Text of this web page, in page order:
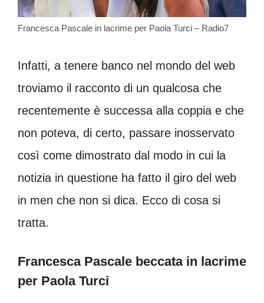
Francesca Pascale in lacrime per Paola Turci – Radio7
Infatti, a tenere banco nel mondo del web
troviamo il racconto di un qualcosa che
recentemente è successa alla coppia e che
non poteva, di certo, passare inosservato
così come dimostrato dal modo in cui la
notizia in questione ha fatto il giro del web
in men che non si dica. Ecco di cosa si
tratta.
Francesca Pascale beccata in lacrime
per Paola Turci